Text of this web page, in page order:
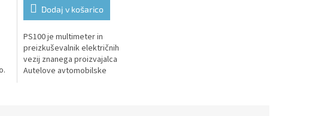
Dodaj v košarico
PS100 je multimeter in
preizkuševalnik električnih
vezij znanega proizvajalca
Autelove avtomobilske